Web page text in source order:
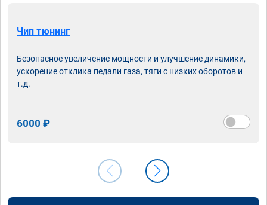
Чип тюнинг
Безопасное увеличение мощности и улучшение динамики,
ускорение отклика педали газа, тяги с низких оборотов и
т.д.
6000 ₽